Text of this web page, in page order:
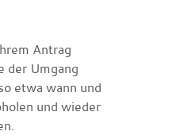
Antrag
der Umgang
etwa wann und
und wieder